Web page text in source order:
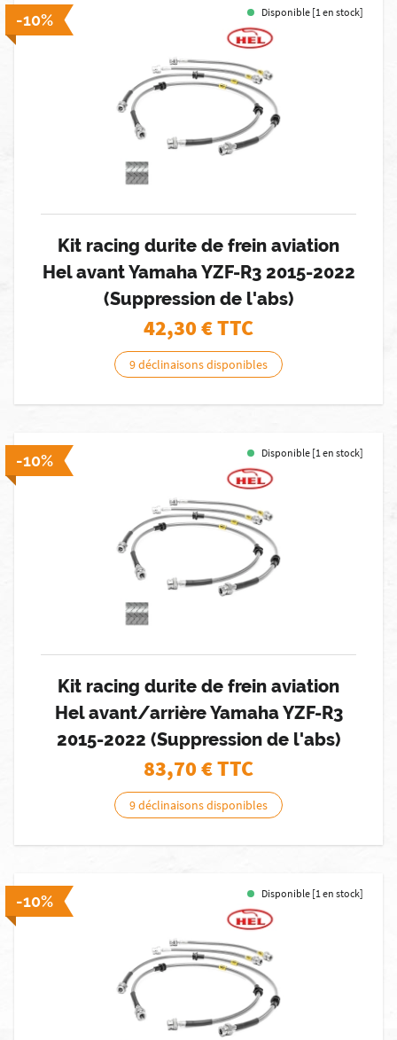
-10% Disponible [1 en stock]
Kit racing durite de frein aviation
Hel avant Yamaha YZF-R3 2015-2022
(Suppression de l'abs)
42,30€ TTC
9 déclinaisons disponibles
-10% Disponible [1 en stock]
Kit racing durite de frein aviation
Hel avant/arrière Yamaha YZF-R3
2015-2022 (Suppression de l'abs)
83,70€ TTC
9 déclinaisons disponibles
-10% Disponible [1 en stock]